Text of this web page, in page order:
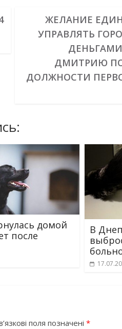
ЖЕЛАНИЕ
УПРАВЛЯТЬ
ДМИТРИЮ
ДОЛЖНОСТИ
домой
после
В
поля позначені *